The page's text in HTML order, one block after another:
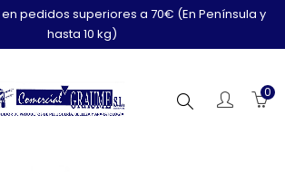
pedidos superiores a 70€ (En Península y
hasta 10 kg)
Buscar 0